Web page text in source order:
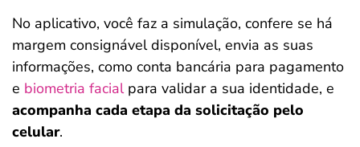
No aplicativo, você faz a simulação, confere se há
margem consignável disponível, envia as suas
informações, como conta bancária para pagamento
e biometria facialpara validar a sua identidade, e
acompanha cada etapa da solicitação pelo
celular.